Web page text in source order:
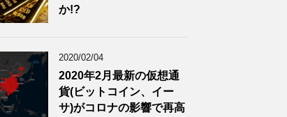
か!?
2020/02/04
2020年2月最新の仮想通
貨(ビットコイン、イー
サ)がコロナの影響で再高